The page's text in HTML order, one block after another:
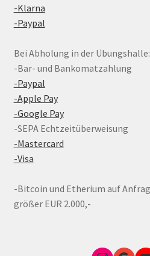
-Klarna
-Paypal
Bei Abholung in der Übungshalle:
-Bar- und Bankomatzahlung
-Paypal
-Apple Pay
-Google Pay
-SEPA Echtzeitüberweisung
-Mastercard
-Visa
-Bitcoin und Etherium auf
größer EUR 2.000,-